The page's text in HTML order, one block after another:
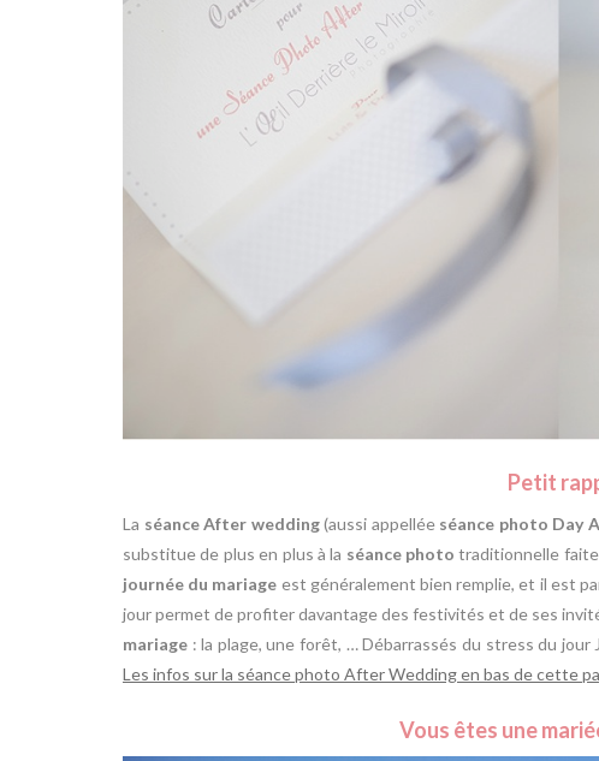
Petit
La séance After wedding(aussi appellée séance photo Day
substitue de plus en plus à la séance photo traditionnelle faite
journée du mariage est généralement bien remplie, et il est
jour permet de profiter davantage des festivités et de ses
mariage : la plage, une forêt, … Débarrassés du stress du jour
Les infos sur la séance photo After Wedding en bas de cette
Vous êtes une